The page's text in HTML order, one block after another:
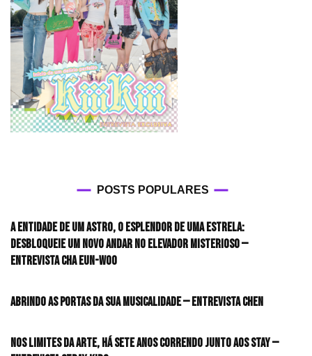
POSTS POPULARES
A entidade de um astro, o esplendor de uma estrela:
desbloqueie um novo andar no elevador misterioso —
Entrevista CHA EUN-WOO
Abrindo as portas da sua musicalidade — Entrevista CHEN
Nos limites da arte, há sete anos correndo junto aos STAY —